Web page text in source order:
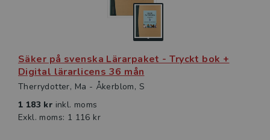
Säker på svenska Lärarpaket - Tryckt bok +
Digital lärarlicens 36 mån
Therrydotter, Ma - Åkerblom, S
1 183 kr inkl. moms
Exkl. moms: 1 116 kr